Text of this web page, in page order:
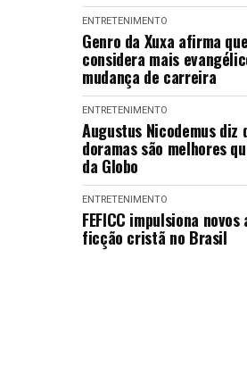
ENTRETENIMENTO
Genro da Xuxa afirma
considera mais
mudança de carreira
ENTRETENIMENTO
Augustus Nicodemus diz
doramas são melhores
da Globo
ENTRETENIMENTO
FEFICC impulsiona
ficção cristã no Brasil